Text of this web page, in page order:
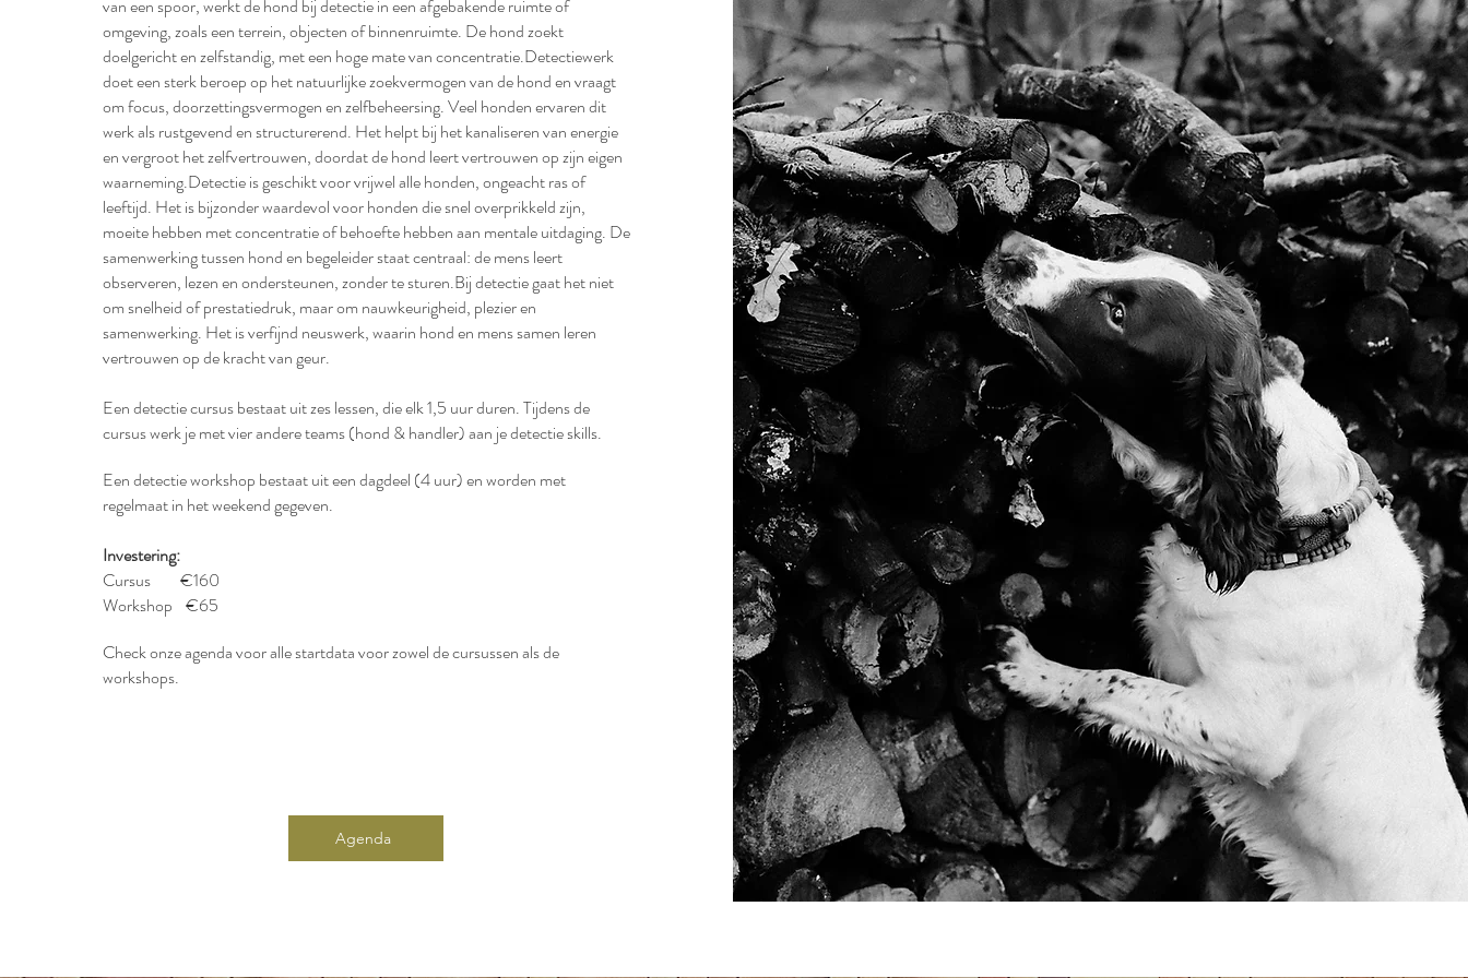
Growth
van een spoor, werkt de hond bij detectie in een afgebakende ruimte of
omgeving, zoals een terrein, objecten of binnenruimte. De hond zoekt
doelgericht en zelfstandig, met een hoge mate van concentratie.Detectiewerk
doet een sterk beroep op het natuurlijke zoekvermogen van de hond en vraagt
om focus, doorzettingsvermogen en zelfbeheersing. Veel honden ervaren dit
werk als rustgevend en structurerend. Het helpt bij het kanaliseren van energie
en vergroot het zelfvertrouwen, doordat de hond leert vertrouwen op zijn eigen
waarneming.Detectie is geschikt voor vrijwel alle honden, ongeacht ras of
leeftijd. Het is bijzonder waardevol voor honden die snel overprikkeld zijn,
moeite hebben met concentratie of behoefte hebben aan mentale uitdaging. De
samenwerking tussen hond en begeleider staat centraal: de mens leert
observeren, lezen en ondersteunen, zonder te sturen.Bij detectie gaat het niet
om snelheid of prestatiedruk, maar om nauwkeurigheid, plezier en
samenwerking. Het is verfijnd neuswerk, waarin hond en mens samen leren
vertrouwen op de kracht van geur.
Een detectie cursus bestaat uit zes lessen, die elk 1,5 uur duren. Tijdens de
cursus werk je met vier andere teams (hond & handler) aan je detectie skills.
Een detectie workshop bestaat uit een dagdeel (4 uur) en worden met
regelmaat in het weekend gegeven.
Investering:
Cursus €160
Workshop €65
Check onze agenda voor alle startdata voor zowel de cursussen als de
workshops.
Agenda